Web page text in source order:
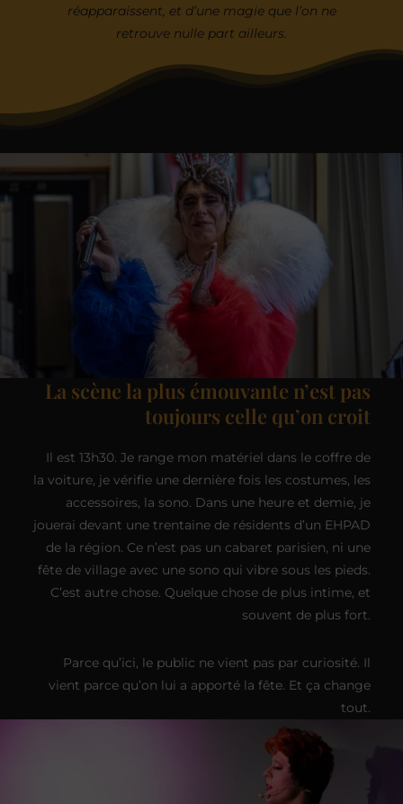
réapparaissent, et d’une magie que l’on ne
retrouve nulle part ailleurs.
La scène la plus émouvante n’est pas
toujours celle qu’on croit
Il est 13h30. Je range mon matériel dans le coffre de
la voiture, je vérifie une dernière fois les costumes, les
accessoires, la sono. Dans une heure et demie, je
jouerai devant une trentaine de résidents d’un EHPAD
de la région. Ce n’est pas un cabaret parisien, ni une
fête de village avec une sono qui vibre sous les pieds.
C’est autre chose. Quelque chose de plus intime, et
souvent de plus fort.
Parce qu’ici, le public ne vient pas par curiosité. Il
vient parce qu’on lui a apporté la fête. Et ça change
tout.